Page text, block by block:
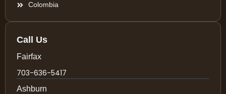
Colombia
Call Us
Fairfax
703-636-5417
Ashburn